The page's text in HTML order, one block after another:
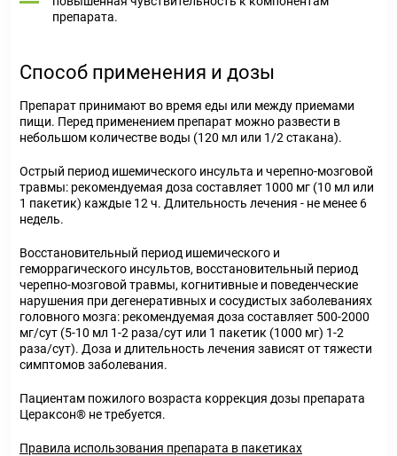
препарата.
Способ применения и дозы
Препарат принимают во время еды или между приемами
пищи. Перед применением препарат можно развести в
небольшом количестве воды (120 мл или 1/2 стакана).
Острый период ишемического инсульта и черепно-мозговой
травмы: рекомендуемая доза составляет 1000 мг (10 мл или
1 пакетик) каждые 12 ч. Длительность лечения - не менее 6
недель.
Восстановительный период ишемического и
геморрагического инсультов, восстановительный период
черепно-мозговой травмы, когнитивные и поведенческие
нарушения при дегенеративных и сосудистых заболеваниях
головного мозга: рекомендуемая доза составляет 500-2000
мг/сут (5-10 мл 1-2 раза/сут или 1 пакетик (1000 мг) 1-2
раза/сут). Доза и длительность лечения зависят от тяжести
симптомов заболевания.
Пациентам пожилого возраста коррекция дозы препарата
Цераксон® не требуется.
Правила использования препарата в пакетиках